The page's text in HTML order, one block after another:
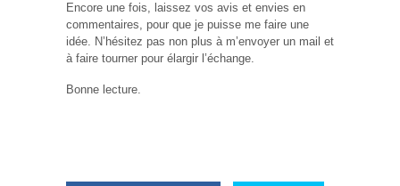
Encore une fois, laissez vos avis et envies en
commentaires, pour que je puisse me faire une
idée. N’hésitez pas non plus à m’envoyer un mail et
à faire tourner pour élargir l’échange.
Bonne lecture.